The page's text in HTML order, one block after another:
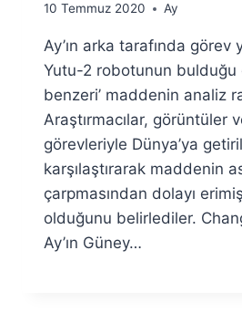
By
Fuat
Özyar
10 Temmuz 2020 Ay
Ay’ın arka tarafında görev
Yutu-2 robotunun bulduğu
benzeri’ maddenin analiz
Araştırmacılar, görüntüler
görevleriyle Dünya’ya
karşılaştırarak maddenin
çarpmasından dolayı
olduğunu belirlediler.
Ay’ın Güney…